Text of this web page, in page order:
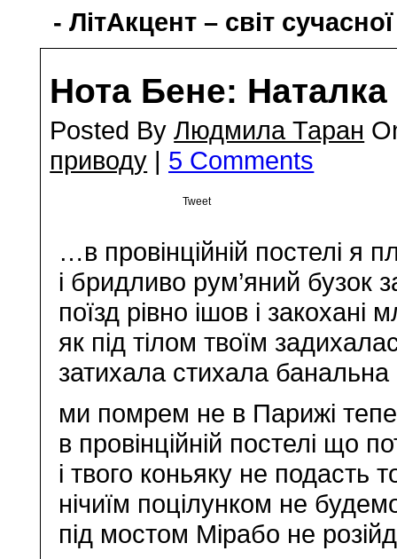
- ЛітАкцент – світ
Нота Бене: Наталка
Posted ByЛюдмила Таран
приводу | 5 Comments
Tweet
…в провінційній постелі я
і бридливо рум’яний бузок
поїзд рівно ішов і закохані
як під тілом твоїм
затихала стихала
ми помрем не в Парижі
в провінційній постелі що
і твого коньяку не подасть
нічиїм поцілунком не
під мостом Мірабо не